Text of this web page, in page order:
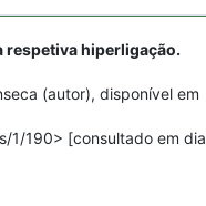
respetiva hiperligação.
(autor), disponível em
190> [consultado em